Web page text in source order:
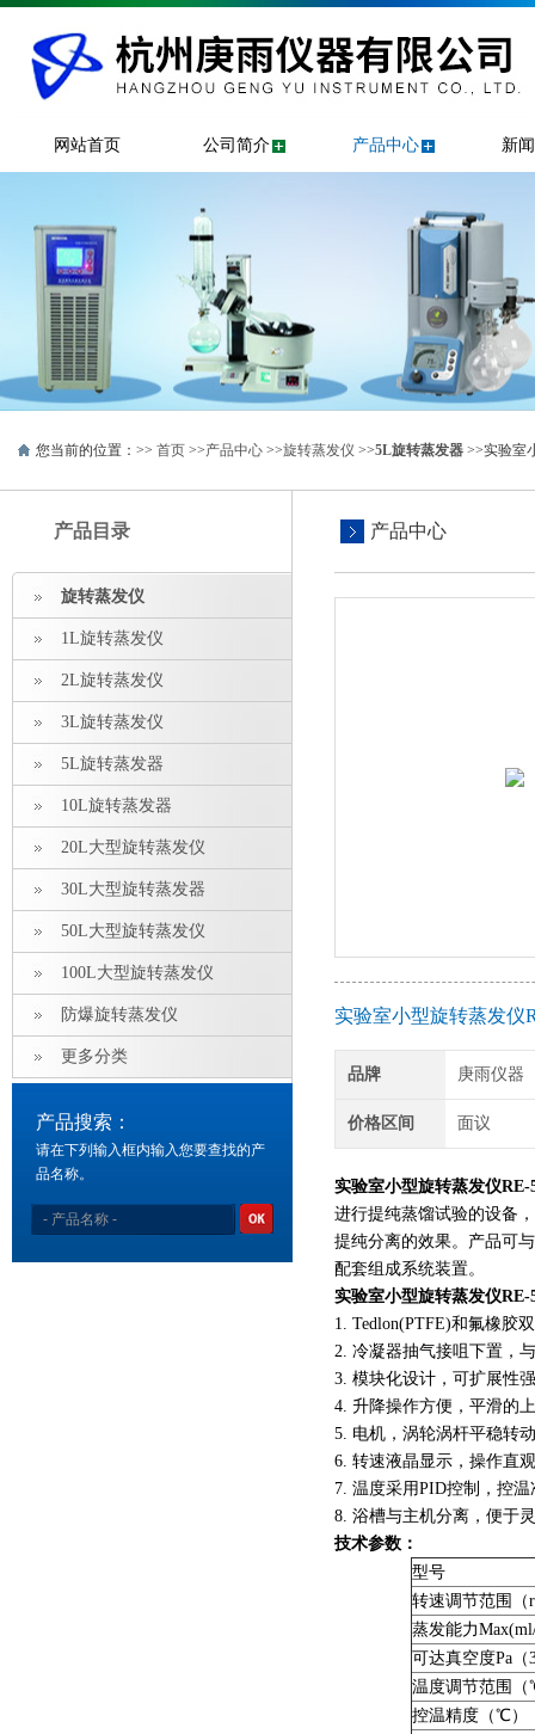
网站首页 公司简介 产品中心 新
您当前的位置：>> 首页 >>产品中心 >>旋转蒸发仪 >>5L旋转蒸发器 >>实验室
产品目录
旋转蒸发仪
1L旋转蒸发仪
2L旋转蒸发仪
3L旋转蒸发仪
5L旋转蒸发器
10L旋转蒸发器
20L大型旋转蒸发仪
30L大型旋转蒸发器
50L大型旋转蒸发仪
100L大型旋转蒸发仪
防爆旋转蒸发仪
更多分类
产品搜索：
请在下列输入框内输入您要查找的产
品名称。
产品中心
实验室小型旋转蒸发仪
品牌 庚雨仪器
价格区间 面议
实验室小型旋转蒸发仪RE-
进行提纯蒸馏试验的设备
提纯分离的效果。产品可
配套组成系统装置。
实验室小型旋转蒸发仪RE-
1. Tedlon(PTFE)和氟橡胶
2. 冷凝器抽气接咀下置，
3. 模块化设计，可扩展性
4. 升降操作方便，平滑的
5. 电机，涡轮涡杆平稳转
6. 转速液晶显示，操作直
7. 温度采用PID控制，控温
8. 浴槽与主机分离，便于
技术参数：
型号
转速调节范围（
蒸发能力
可达真空度Pa（
温度调节范围
控温精度（℃）